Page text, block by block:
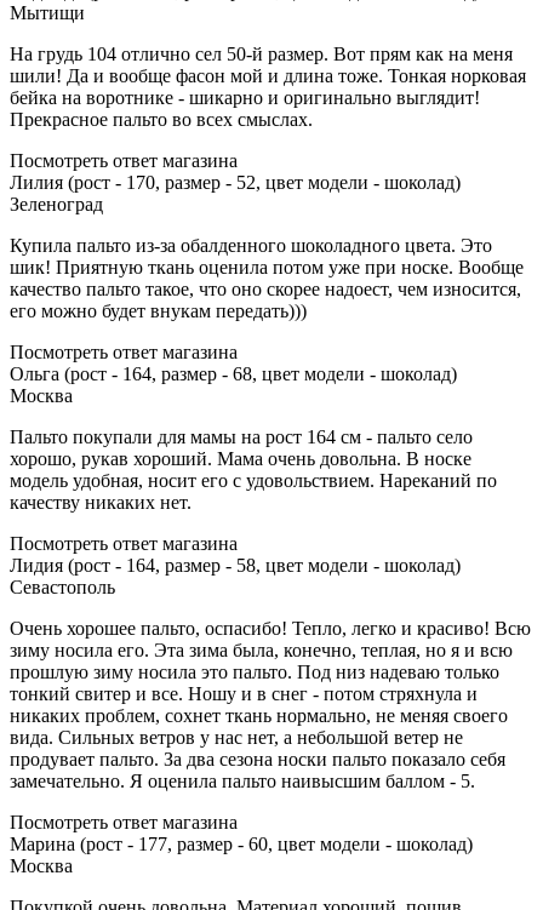
Мытищи
На грудь 104 отлично сел 50-й размер. Вот прям как на меня
шили! Да и вообще фасон мой и длина тоже. Тонкая норковая
бейка на воротнике - шикарно и оригинально выглядит!
Прекрасное пальто во всех смыслах.
Посмотреть ответ магазина
Лилия (рост - 170, размер - 52, цвет модели - шоколад)
Зеленоград
Купила пальто из-за обалденного шоколадного цвета. Это
шик! Приятную ткань оценила потом уже при носке. Вообще
качество пальто такое, что оно скорее надоест, чем износится,
его можно будет внукам передать)))
Посмотреть ответ магазина
Ольга (рост - 164, размер - 68, цвет модели - шоколад)
Москва
Пальто покупали для мамы на рост 164 см - пальто село
хорошо, рукав хороший. Мама очень довольна. В носке
модель удобная, носит его с удовольствием. Нареканий по
качеству никаких нет.
Посмотреть ответ магазина
Лидия (рост - 164, размер - 58, цвет модели - шоколад)
Севастополь
Очень хорошее пальто, оспасибо! Тепло, легко и красиво! Всю
зиму носила его. Эта зима была, конечно, теплая, но я и всю
прошлую зиму носила это пальто. Под низ надеваю только
тонкий свитер и все. Ношу и в снег - потом стряхнула и
никаких проблем, сохнет ткань нормально, не меняя своего
вида. Сильных ветров у нас нет, а небольшой ветер не
продувает пальто. За два сезона носки пальто показало себя
замечательно. Я оценила пальто наивысшим баллом - 5.
Посмотреть ответ магазина
Марина (рост - 177, размер - 60, цвет модели - шоколад)
Москва